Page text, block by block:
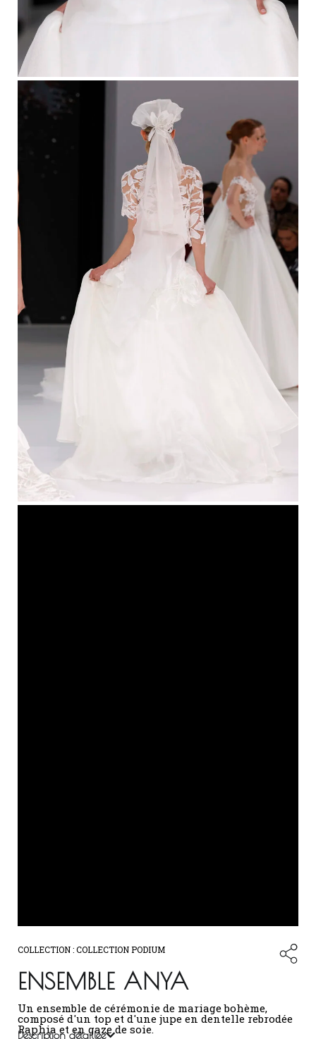
COLLECTION :COLLECTION PODIUM
ENSEMBLE ANYA
Un ensemble de cérémonie de mariage bohème,
composé d'un top et d'une jupe en dentelle rebrodée
Raphia et en gaze de soie.
Description détaillée